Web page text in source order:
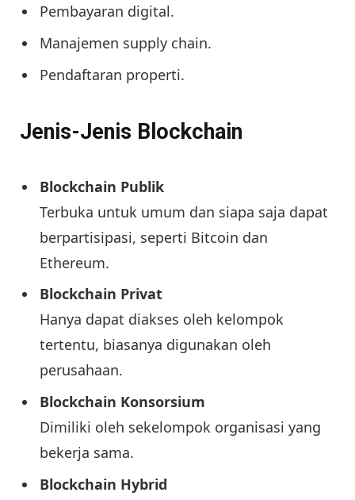
Pembayaran digital.
Manajemen supply chain.
Pendaftaran properti.
Jenis-Jenis Blockchain
Blockchain Publik
Terbuka untuk umum dan siapa saja dapat
berpartisipasi, seperti Bitcoin dan
Ethereum.
Blockchain Privat
Hanya dapat diakses oleh kelompok
tertentu, biasanya digunakan oleh
perusahaan.
Blockchain Konsorsium
Dimiliki oleh sekelompok organisasi yang
bekerja sama.
Blockchain Hybrid